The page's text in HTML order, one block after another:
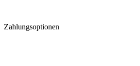
Zahlungsoptionen